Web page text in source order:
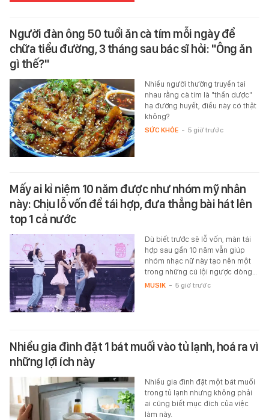
Người đàn ông 50 tuổi ăn cà tím mỗi ngày để
chữa tiểu đường, 3 tháng sau bác sĩ hỏi: "Ông ăn
gì thế?"
Nhiều người thường truyền tai
nhau rằng cà tím là "thần dược"
hạ đường huyết, điều này có thật
không?
SỨC KHỎE - 5 giờ trước
Mấy ai kỉ niệm 10 năm được như nhóm mỹ nhân
này: Chịu lỗ vốn để tái hợp, đưa thẳng bài hát lên
top 1 cả nước
Dù biết trước sẽ lỗ vốn, màn tái
hợp sau gần 10 năm vẫn giúp
nhóm nhạc nữ này tạo nên một
trong những cú lội ngược dòng…
MUSIK - 5 giờ trước
Nhiều gia đình đặt 1 bát muối vào tủ lạnh, hoá ra vì
những lợi ích này
Nhiều gia đình đặt một bát muối
trong tủ lạnh nhưng không phải
ai cũng biết mục đích của việc
làm này.